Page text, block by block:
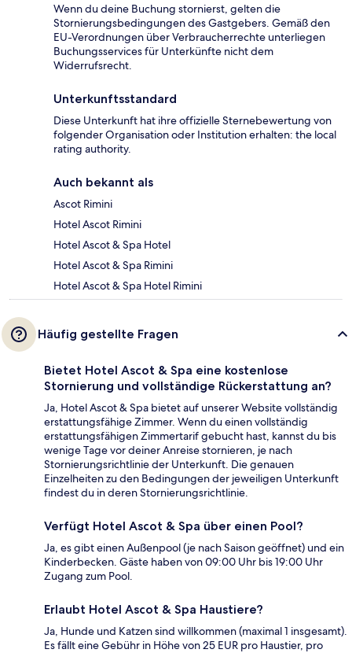
Wenn du deine Buchung stornierst, gelten die
Stornierungsbedingungen des Gastgebers. Gemäß den
EU-Verordnungen über Verbraucherrechte unterliegen
Buchungsservices für Unterkünfte nicht dem
Widerrufsrecht.
Unterkunftsstandard
Diese Unterkunft hat ihre offizielle Sternebewertung von
folgender Organisation oder Institution erhalten: the local
rating authority.
Auch bekannt als
Ascot Rimini
Hotel Ascot Rimini
Hotel Ascot & Spa Hotel
Hotel Ascot & Spa Rimini
Hotel Ascot & Spa Hotel Rimini
Häufig gestellte Fragen
Bietet Hotel Ascot & Spa eine kostenlose
Stornierung und vollständige Rückerstattung an?
Ja, Hotel Ascot & Spa bietet auf unserer Website vollständig
erstattungsfähige Zimmer. Wenn du einen vollständig
erstattungsfähigen Zimmertarif gebucht hast, kannst du bis
wenige Tage vor deiner Anreise stornieren, je nach
Stornierungsrichtlinie der Unterkunft. Die genauen
Einzelheiten zu den Bedingungen der jeweiligen Unterkunft
findest du in deren Stornierungsrichtlinie.
Verfügt Hotel Ascot & Spa über einen Pool?
Ja, es gibt einen Außenpool (je nach Saison geöffnet) und ein
Kinderbecken. Gäste haben von 09:00 Uhr bis 19:00 Uhr
Zugang zum Pool.
Erlaubt Hotel Ascot & Spa Haustiere?
Ja, Hunde und Katzen sind willkommen (maximal 1 insgesamt).
Es fällt eine Gebühr in Höhe von 25 EUR pro Haustier, pro